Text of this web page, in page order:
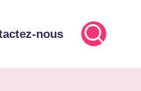
nous